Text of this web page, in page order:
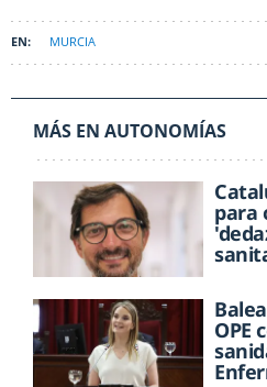
MURCIA
MÁS EN AUTONOMÍAS
para
OPE